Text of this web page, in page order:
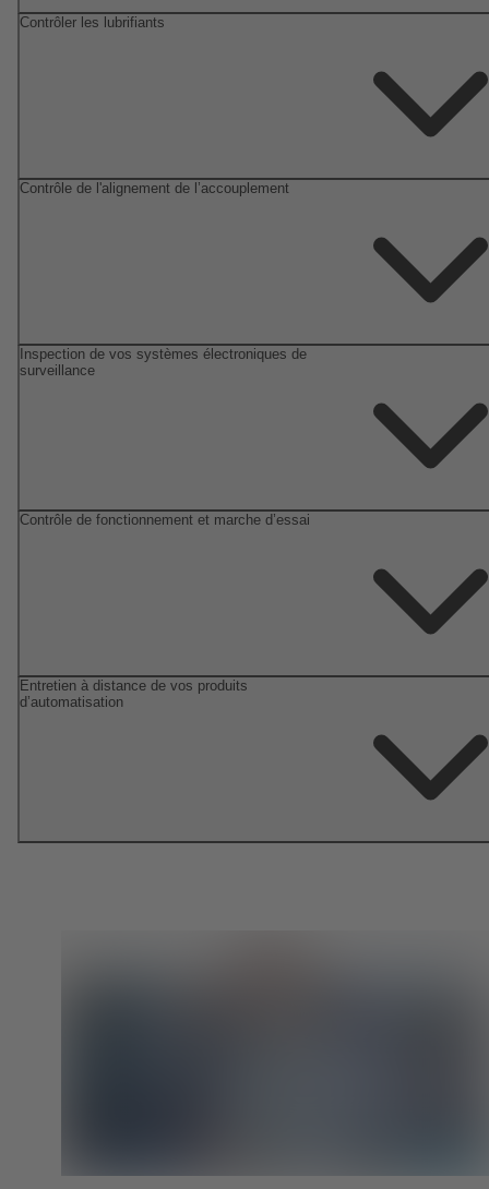
Contrôler les lubrifiants
Contrôle de l'alignement de l’accouplement
Inspection de vos systèmes électroniques de
surveillance
Contrôle de fonctionnement et marche d’essai
Entretien à distance de vos produits
d’automatisation